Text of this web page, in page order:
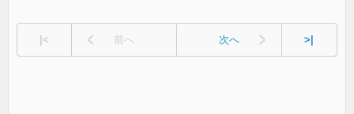
|< 前へ 次へ >|